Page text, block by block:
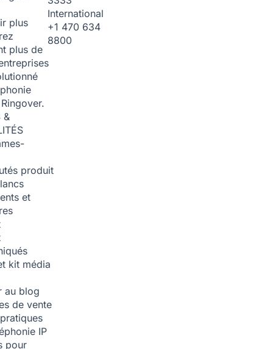
plus
plus de
&
produit
et
kit média
au blog
de vente
IP
pour
International
+1 470 634
8800